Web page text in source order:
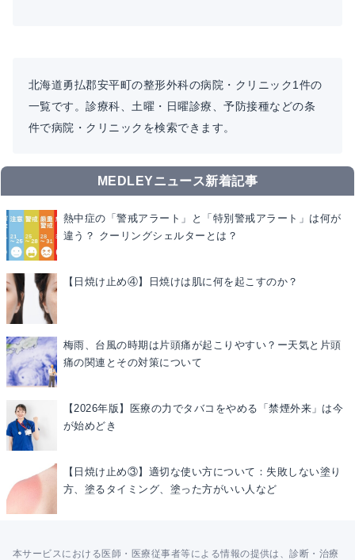
北海道勇払郡安平町の整形外科の病院・クリニック1件の
一覧です。診療科、土曜・日曜診療、予防接種などの条
件で病院・クリニックを検索できます。
MEDLEYニュース新着記事
熱中症の「警戒アラート」と「特別警戒アラート」は何が
違う？ クーリングシェルターとは？
【日焼け止め④】日焼けは肌に何を起こすのか？
梅雨、台風の時期は片頭痛が起こりやすい？ー天気と片頭
痛の関連とその対策について
【2026年版】医療の力でタバコをやめる「禁煙外来」は今
が始めどき
【日焼け止め③】適切な使い方について：失敗しない塗り
方、塗るタイミング、塗った方がいい人など
本サービスにおける医師・医療従事者等による情報の提供は、診断・治療